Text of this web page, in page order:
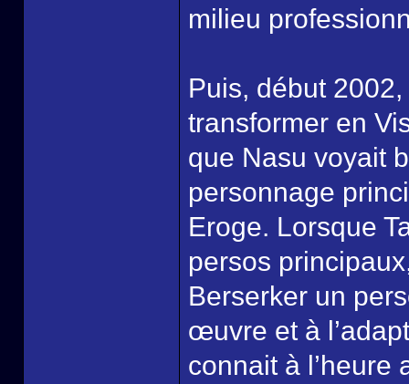
milieu
Puis, début
transformer en
que Nasu voyait
personnage
Eroge. Lorsque
persos
Berserker un
œuvre et à
connait à l’heure